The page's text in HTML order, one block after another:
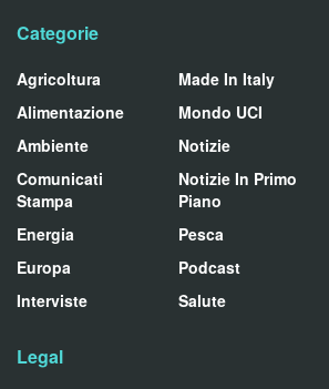
Categorie
Agricoltura
Alimentazione
Ambiente
Comunicati
Stampa
Energia
Europa
Interviste
Made In Italy
Mondo UCI
Notizie
Notizie In Primo
Piano
Pesca
Podcast
Salute
Legal